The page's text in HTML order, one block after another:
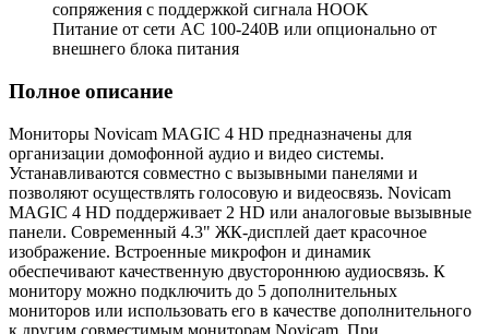
сопряжения c поддержкой сигнала HOOK
Питание от сети AC 100-240В или опционально от
внешнего блока питания
Полное описание
Мониторы Novicam MAGIC 4 HD предназначены для
организации домофонной аудио и видео системы.
Устанавливаются совместно с вызывными панелями и
позволяют осуществлять голосовую и видеосвязь. Novicam
MAGIC 4 HD поддерживает 2 HD или аналоговые вызывные
панели. Современный 4.3" ЖК-дисплей дает красочное
изображение. Встроенные микрофон и динамик
обеспечивают качественную двустороннюю аудиосвязь. К
монитору можно подключить до 5 дополнительных
мониторов или использовать его в качестве дополнительного
к другим совместимым мониторам Novicam. При